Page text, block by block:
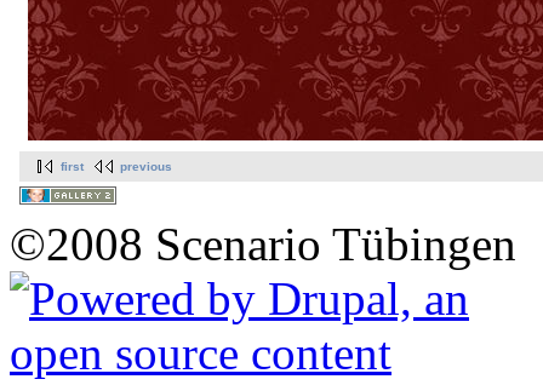
first previous
©2008 Scenario Tübingen